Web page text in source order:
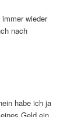
wieder
nach
habe ich ja